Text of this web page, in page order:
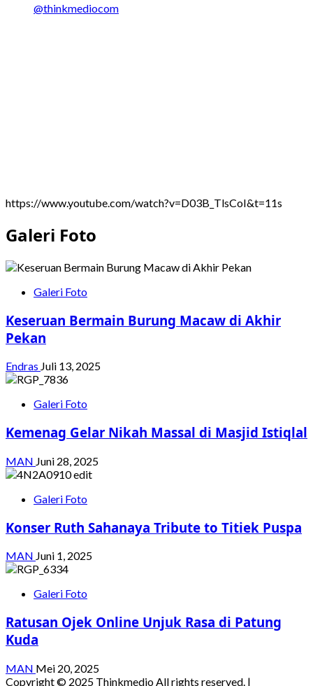
@thinkmediocom
https://www.youtube.com/watch?v=D03B_TlsCoI&t=11s
Galeri Foto
Galeri Foto
Keseruan Bermain Burung Macaw di Akhir
Pekan
Endras Juli 13, 2025
Galeri Foto
Kemenag Gelar Nikah Massal di Masjid Istiqlal
MAN Juni 28, 2025
Galeri Foto
Konser Ruth Sahanaya Tribute to Titiek Puspa
MAN Juni 1, 2025
Galeri Foto
Ratusan Ojek Online Unjuk Rasa di Patung
Kuda
MAN Mei 20, 2025
Copyright © 2025 Thinkmedio All rights reserved. |